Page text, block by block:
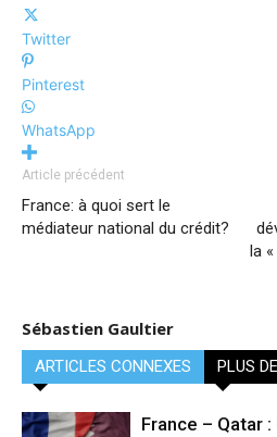
Twitter
Pinterest
WhatsApp
Article précédent
France: à quoi sert le
médiateur national du crédit?
la
Sébastien Gaultier
ARTICLES CONNEXES PLUS
France – Qatar